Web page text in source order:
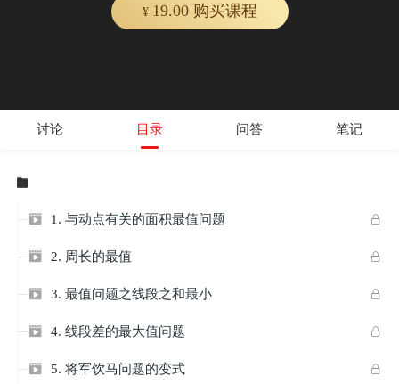
¥ 19.00 购买课程
讨论 目录 问答 笔记


 1. 与动点有关的面积最值问题

 2. 周长的最值

 3. 最值问题之线段之和最小

 4. 线段差的最大值问题

 5. 将军饮马问题的变式